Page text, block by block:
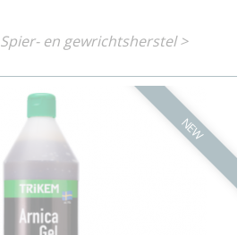
Spier- en gewrichtsherstel>
NEW